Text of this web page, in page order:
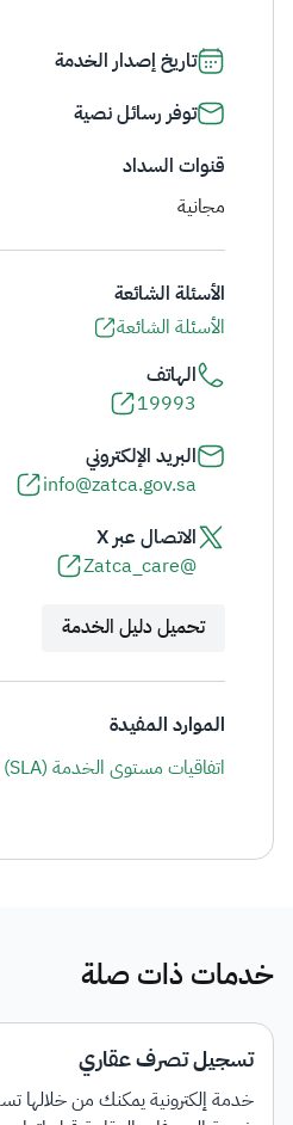
تاريخ إصدار الخدمة
توفر رسائل نصية
قنوات السداد
مجانية
الأسئلة الشائعة
الأسئلة الشائعة
الهاتف
19993
البريد الإلكتروني
info@zatca.gov.sa
الاتصال عبر X
@Zatca_care
تحميل دليل الخدمة
الموارد المفيدة
اتفاقيات مستوى الخدمة (SLA)
خدمات ذات صلة
تسجيل تصرف عقاري
خدمة إلكترونية يمكنك من خلالها